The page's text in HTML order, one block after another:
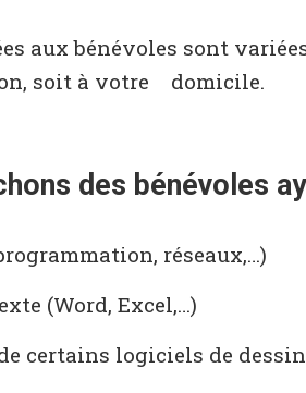
aux bénévoles sont
soit à votre domicile.
des bénévoles
réseaux,…)
(Word, Excel,…)
certains logiciels de